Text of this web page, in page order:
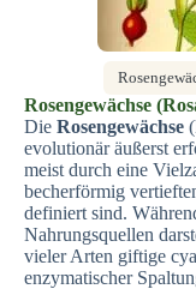
Rosengewächse
Die Rosengewächse
evolutionär äußerst
meist durch eine
becherförmig
definiert sind.
Nahrungsquellen
vieler Arten giftige
enzymatischer